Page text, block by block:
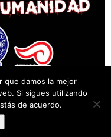
XXII, Oaxaca.
que damos la mejor
Si sigues utilizando
de acuerdo.